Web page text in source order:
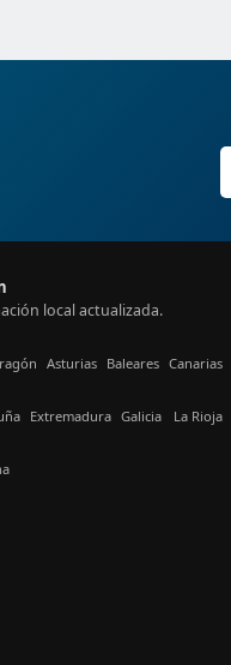
local actualizada.
Asturias Baleares Canarias
Extremadura Galicia La Rioja